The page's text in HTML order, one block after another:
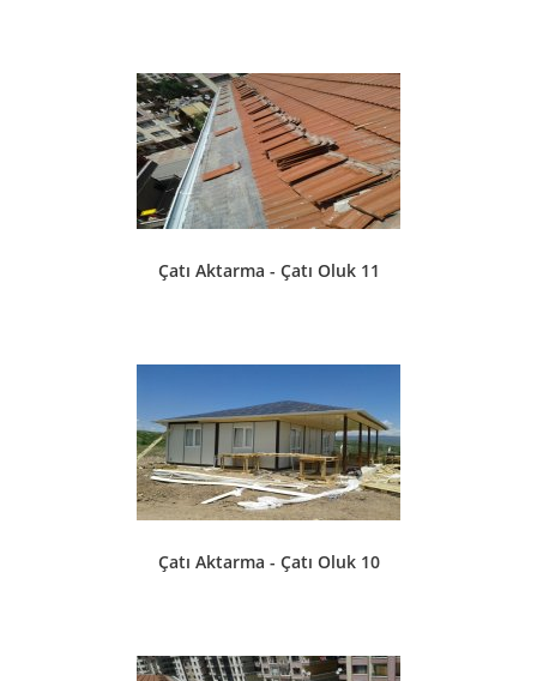
Çatı Aktarma - Çatı Oluk 11
Çatı Aktarma - Çatı Oluk 10